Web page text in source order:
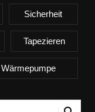
Sicherheit
Tapezieren
Wärmepumpe